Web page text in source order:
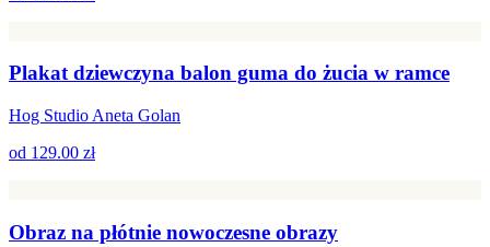
Plakat dziewczyna balon guma do żucia w ramce
Hog Studio Aneta Golan
od 129.00 zł
Obraz na płótnie nowoczesne obrazy